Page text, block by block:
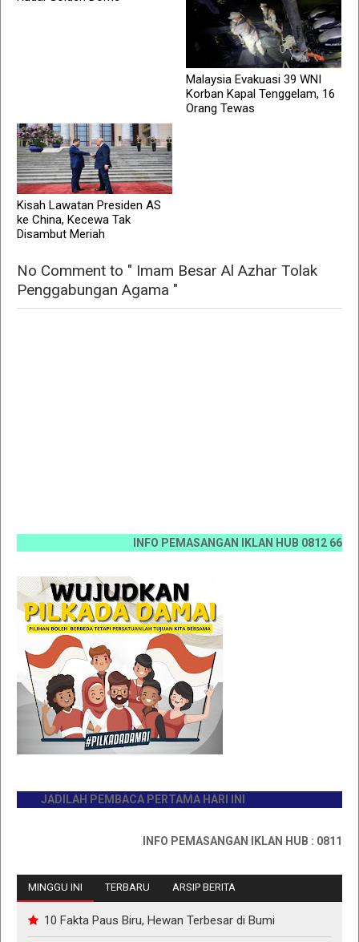
Malaysia Evakuasi 39 WNI
Korban Kapal Tenggelam, 16
Orang Tewas
Kisah Lawatan Presiden AS
ke China, Kecewa Tak
Disambut Meriah
No Comment to " Imam Besar Al Azhar Tolak
Penggabungan Agama "
INFO PEMASANGAN IKLAN HUB 0812 6670
JADILAH PEMBACA PERTAMA HARI INI
INFO PEMASANGAN IKLAN HUB : 0811767335
MINGGU INI TERBARU ARSIP BERITA
10 Fakta Paus Biru, Hewan Terbesar di Bumi